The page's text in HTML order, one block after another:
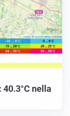
40.3°C nella